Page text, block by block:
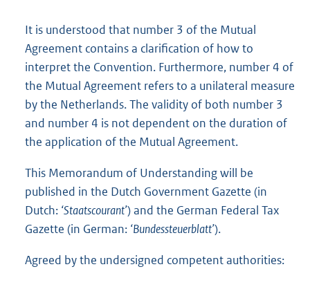
It is understood that number 3 of the Mutual
Agreement contains a clarification of how to
interpret the Convention. Furthermore, number 4 of
the Mutual Agreement refers to a unilateral measure
by the Netherlands. The validity of both number 3
and number 4 is not dependent on the duration of
the application of the Mutual Agreement.
This Memorandum of Understanding will be
published in the Dutch Government Gazette (in
Dutch: ‘Staatscourant’) and the German Federal Tax
Gazette (in German: ‘Bundessteuerblatt’).
Agreed by the undersigned competent authorities: